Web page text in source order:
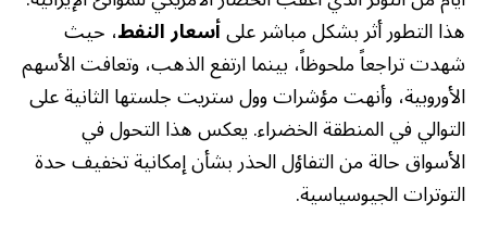
هذا التطور أثر بشكل مباشر علىأسعار النفط، حيث
شهدت تراجعاً ملحوظاً، بينما ارتفع الذهب، وتعافت الأسهم
الأوروبية، وأنهت مؤشرات وول ستريت جلستها الثانية على
التوالي في المنطقة الخضراء. يعكس هذا التحول في
الأسواق حالة من التفاؤل الحذر بشأن إمكانية تخفيف حدة
التوترات الجيوسياسية.